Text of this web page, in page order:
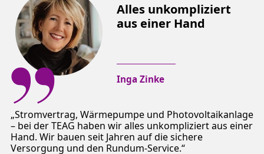
Alles unkompliziert
aus einer Hand
Stromvertrag, Wärmepumpe und Photovoltaikanlage
– bei der TEAG haben wir alles unkompliziert aus einer
Hand. Wir bauen seit Jahren auf die sichere
Versorgung und den Rundum-Service.
Inga Zinke